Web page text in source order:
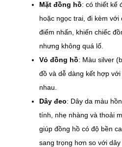
Mặt đồng hồ: có thiết kế
hoặc ngọc trai, đi kèm
điểm nhấn, khiến chiếc
nhưng không quá lố.
Vỏ đồng hồ: Màu silver
đồ và dễ dàng kết hợp
nhau.
Dây đeo: Dây da màu
tính, nhẹ nhàng và thoải
giúp đồng hồ có độ bền
sang trọng hơn so với dây